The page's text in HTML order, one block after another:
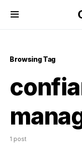
Browsing Tag
1 post